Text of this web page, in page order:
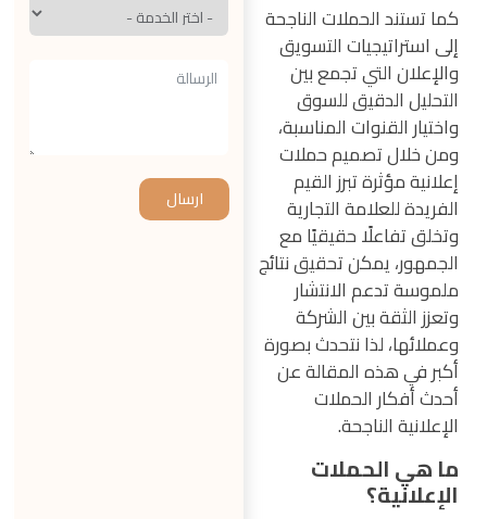
ارسال
كما تستند الحملات الناجحة
إلى استراتيجيات التسويق
والإعلان التي تجمع بين
التحليل الدقيق للسوق
واختيار القنوات المناسبة،
ومن خلال تصميم حملات
إعلانية مؤثرة تبرز القيم
الفريدة للعلامة التجارية
وتخلق تفاعلًا حقيقيًا مع
الجمهور، يمكن تحقيق نتائج
ملموسة تدعم الانتشار
وتعزز الثقة بين الشركة
وعملائها، لذا نتحدث بصورة
أكبر في هذه المقالة عن
أحدث أفكار الحملات
الإعلانية الناجحة.
ما هي الحملات
الإعلانية؟